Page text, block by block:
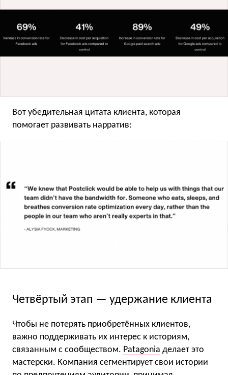
Вот убедительная цитата клиента, которая
помогает развивать нарратив:
Четвёртый этап — удержание клиента
Чтобы не потерять приобретённых клиентов,
важно поддерживать их интерес к историям,
связанным с сообществом. Patagonia делает это
мастерски. Компания сегментирует свои истории